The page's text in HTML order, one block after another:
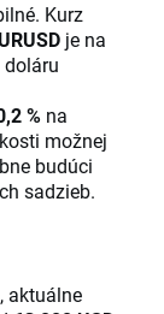
Kurz
je na
% na
možnej
budúci
sadzieb.
aktuálne